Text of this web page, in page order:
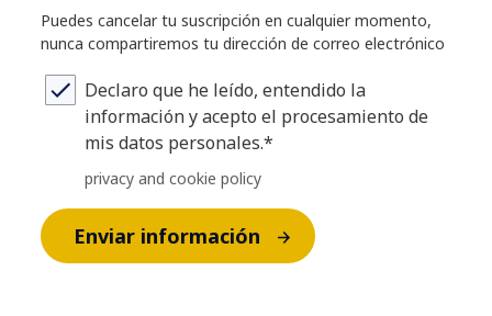
Puedes cancelar tu suscripción en cualquier momento,
nunca compartiremos tu dirección de correo electrónico
Declaro que he leído, entendido la
información y acepto el procesamiento de
mis datos personales.*
privacy and cookie policy
Enviar información